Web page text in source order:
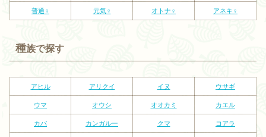
普通♀ 元気♀ オトナ♀ アネキ♀
種族で探す
アヒル アリクイ イヌ ウサギ
ウマ オウシ オオカミ カエル
カバ カンガルー クマ コアラ